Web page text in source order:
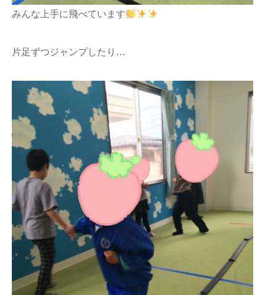
みんな上手に飛べています
片足ずつジャンプしたり…